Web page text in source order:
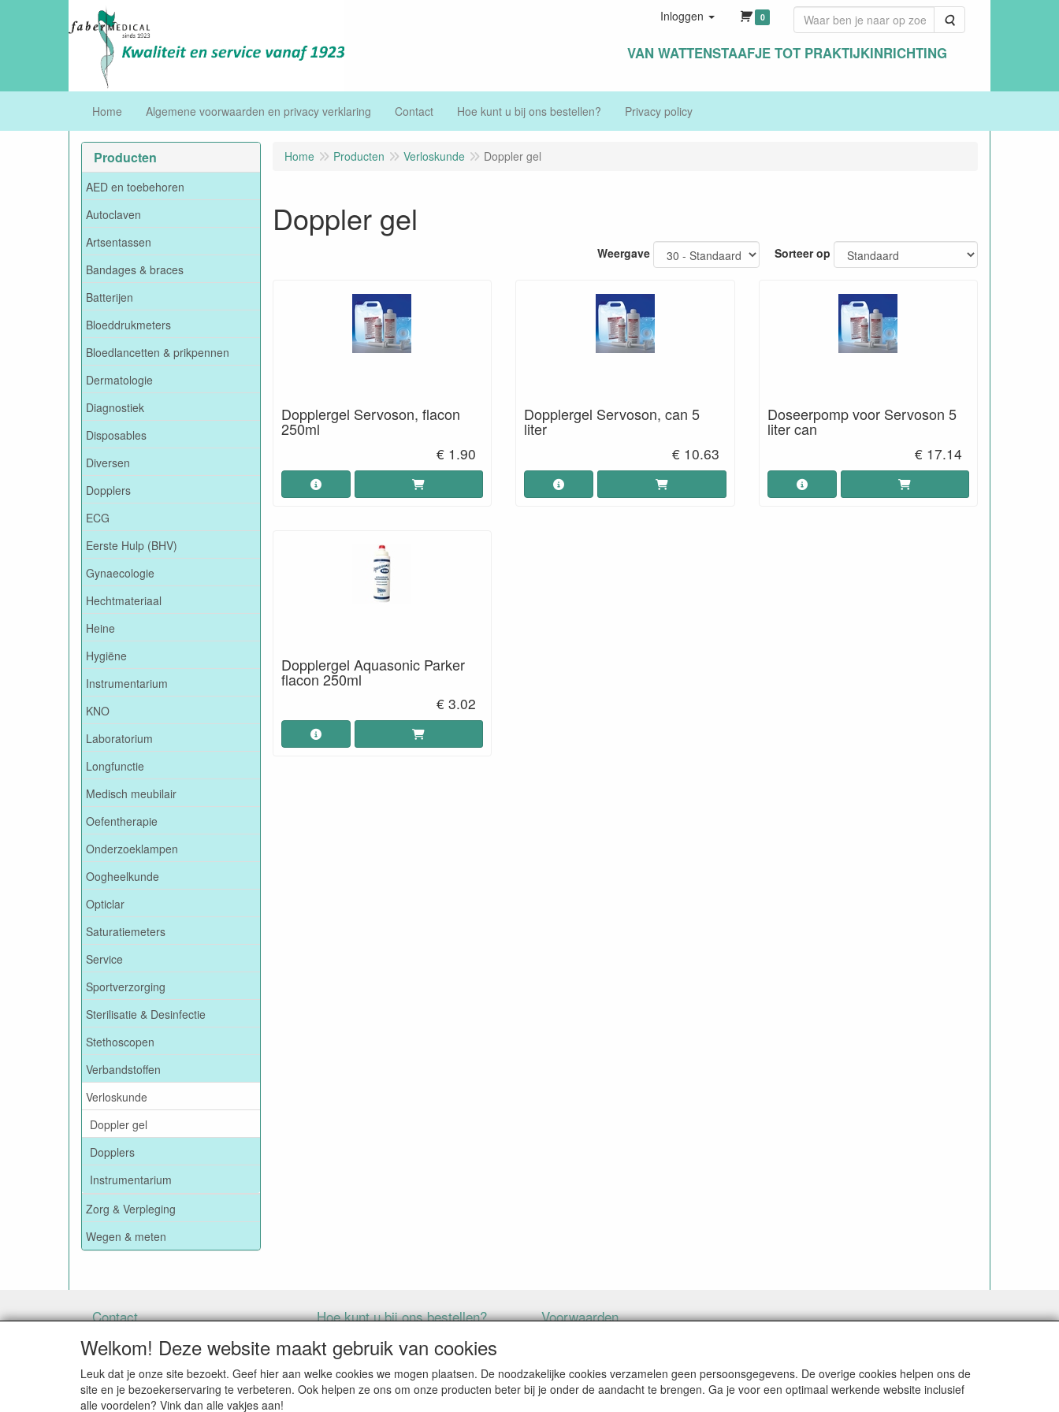
VAN WATTENSTAAFJE TOT PRAKTIJKINRICHTING
Inloggen 0 Zoeken
Home Algemene voorwaarden en privacy verklaring Contact Hoe kunt u bij ons bestellen? Privacy policy
Producten
AED en toebehoren
Autoclaven
Artsentassen
Bandages & braces
Batterijen
Bloeddrukmeters
Bloedlancetten & prikpennen
Dermatologie
Diagnostiek
Disposables
Diversen
Dopplers
ECG
Eerste Hulp (BHV)
Gynaecologie
Hechtmateriaal
Heine
Hygiëne
Instrumentarium
KNO
Laboratorium
Longfunctie
Medisch meubilair
Oefentherapie
Onderzoeklampen
Oogheelkunde
Opticlar
Saturatiemeters
Service
Sportverzorging
Sterilisatie & Desinfectie
Stethoscopen
Verbandstoffen
Verloskunde
Doppler gel
Dopplers
Instrumentarium
Zorg & Verpleging
Wegen & meten
Home Producten Verloskunde Doppler gel
Doppler gel
Weergave Sorteer op
Dopplergel Servoson, flacon
250ml
€ 1.90
Dopplergel Servoson, can 5
liter
€ 10.63
Doseerpomp voor Servoson 5
liter can
€ 17.14
Dopplergel Aquasonic Parker
flacon 250ml
€ 3.02
Contact Hoe kunt u bij ons bestellen? Voorwaarden
BIJ BESTELLINGEN ONDER DE € 125,00 EXCLUSIEF BTW BRENGEN WIJ IN NEDERLAND € 5,87 VERZENDKOSTEN IN REKENING (BELGIË € 9,09). VERZENDKOSTEN
WORDEN VERWIJDERD BIJ BESTELLING BOVEN DE € 125,00 EXCL. BTW
Welkom! Deze website maakt gebruik van cookies
Leuk dat je onze site bezoekt. Geef hier aan welke cookies we mogen plaatsen. De noodzakelijke cookies verzamelen geen persoonsgegevens. De overige cookies helpen ons de
site en je bezoekerservaring te verbeteren. Ook helpen ze ons om onze producten beter bij je onder de aandacht te brengen. Ga je voor een optimaal werkende website inclusief
alle voordelen? Vink dan alle vakjes aan!